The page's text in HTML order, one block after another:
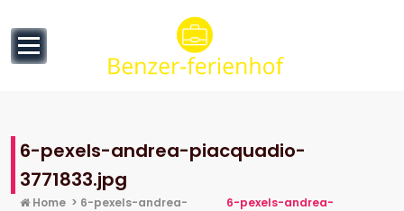
content
6-pexels-andrea-piacquadio-
3771833.jpg
Home > 6-pexels-andrea-
6-pexels-andrea-